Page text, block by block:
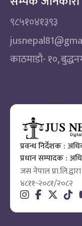
९८५१०४१३९३
काठमाडाै‌- १०,
प्रवन्ध निर्देशक :
प्रधान सम्पादक :
जस नेपाल
४८११-२०८१/२०८२